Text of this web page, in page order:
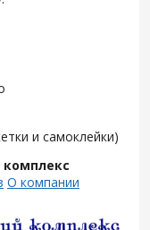
и самоклейки)
О компании